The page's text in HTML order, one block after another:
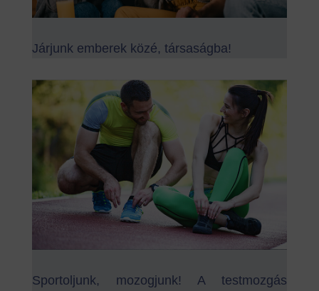
Járjunk emberek közé, társaságba!
Sportoljunk, mozogjunk! A testmozgás